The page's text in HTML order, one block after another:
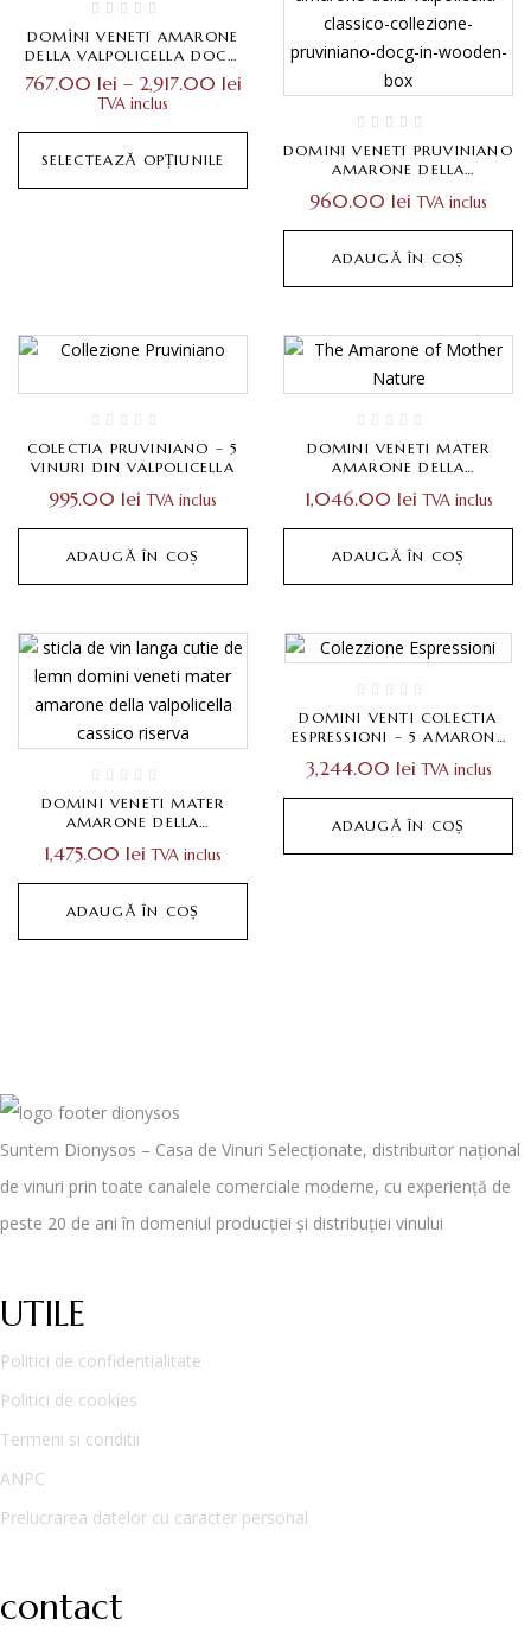
DOMÌNI VENETI AMARONE
DELLA VALPOLICELLA DOCG
CLASSICO-5L, CUTIE LEMN 1X
1.5L, 3L, 5L
767.00 lei – 2,917.00 leiInterval
767.00 lei
2,917.00 lei
TVA inclus
SELECTEAZĂ OPȚIUNILE
DOMINI VENETI PRUVINIANO
AMARONE DELLA
VALPOLICELLA DOCG
CLASSICO MAGNUM, CUTIE
LEMN 1X1,5 L
960.00 lei TVA inclus
ADAUGĂ ÎN COȘ
COLECTIA PRUVINIANO – 5
VINURI DIN VALPOLICELLA
995.00 lei TVA inclus
ADAUGĂ ÎN COȘ
DOMINI VENETI MATER
AMARONE DELLA
VALPOLICELLA CLASSICO
RISERVA DOCG 0,75L
1,046.00 lei TVA inclus
ADAUGĂ ÎN COȘ
DOMINI VENETI MATER
AMARONE DELLA
RISERVA DOCG CUTIE LEMN
1×0,75L
1,475.00 lei TVA inclus
ADAUGĂ ÎN COȘ
DOMINI VENTI COLECTIA
ESPRESSIONI – 5 AMARONE
CLASSICO
3,244.00 lei TVA inclus
ADAUGĂ ÎN COȘ
Suntem Dionysos – Casa de Vinuri Selecționate, distribuitor național
de vinuri prin toate canalele comerciale moderne, cu experiență de
peste 20 de ani în domeniul producției și distribuției vinului
UTILE
Politici de confidentialitate
Politici de cookies
Termeni si conditii
ANPC
Prelucrarea datelor cu caracter personal
contact